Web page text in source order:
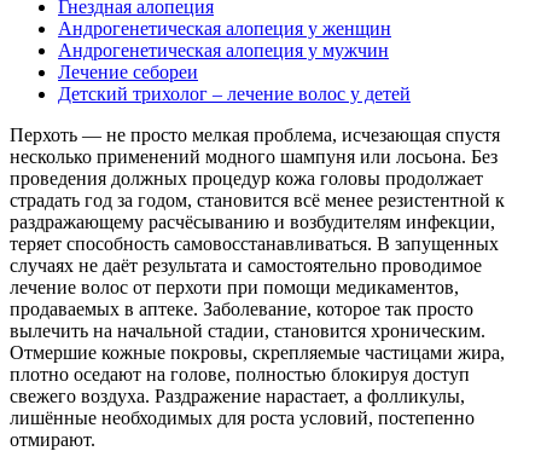
Гнездная алопеция
Андрогенетическая алопеция у женщин
Андрогенетическая алопеция у мужчин
Лечение себореи
Детский трихолог – лечение волос у детей
Перхоть — не просто мелкая проблема, исчезающая спустя
несколько применений модного шампуня или лосьона. Без
проведения должных процедур кожа головы продолжает
страдать год за годом, становится всё менее резистентной к
раздражающему расчёсыванию и возбудителям инфекции,
теряет способность самовосстанавливаться. В запущенных
случаях не даёт результата и самостоятельно проводимое
лечение волос от перхоти при помощи медикаментов,
продаваемых в аптеке. Заболевание, которое так просто
вылечить на начальной стадии, становится хроническим.
Отмершие кожные покровы, скрепляемые частицами жира,
плотно оседают на голове, полностью блокируя доступ
свежего воздуха. Раздражение нарастает, а фолликулы,
лишённые необходимых для роста условий, постепенно
отмирают.